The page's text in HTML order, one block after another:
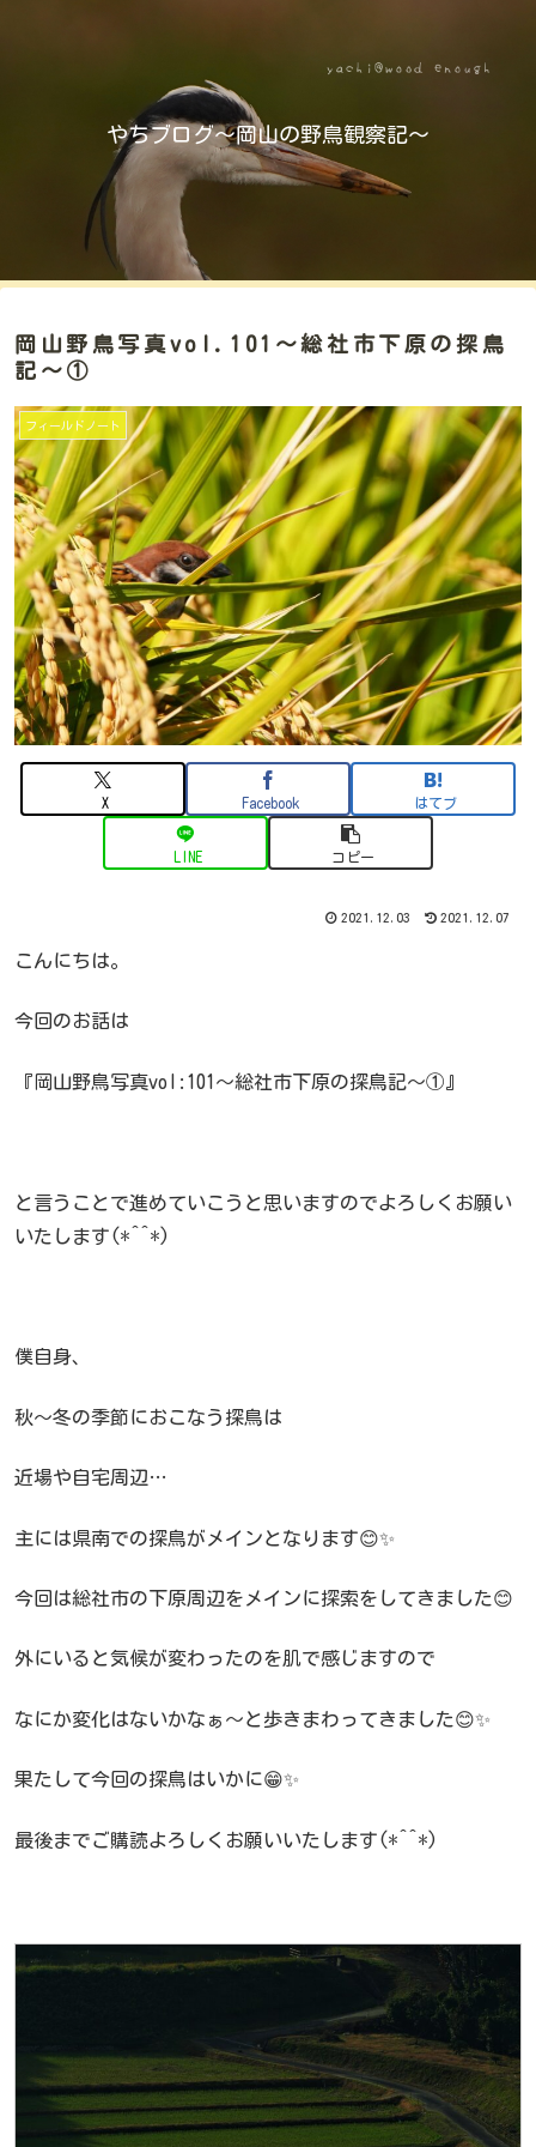
やちブログ～岡山の野鳥観察記～
岡山野鳥写真vol.101～総社市下原の探鳥
記～①
フィールドノート
X Facebook はてブ
LINE コピー
2021.12.03 2021.12.07
こんにちは。
今回のお話は
『岡山野鳥写真vol:101～総社市下原の探鳥記～①』
と言うことで進めていこうと思いますのでよろしくお願い
いたします(*^^*)
僕自身、
秋～冬の季節におこなう探鳥は
近場や自宅周辺…
主には県南での探鳥がメインとなります😊✨
今回は総社市の下原周辺をメインに探索をしてきました😊
外にいると気候が変わったのを肌で感じますので
なにか変化はないかなぁ～と歩きまわってきました😊✨
果たして今回の探鳥はいかに😁✨
最後までご購読よろしくお願いいたします(*^^*)